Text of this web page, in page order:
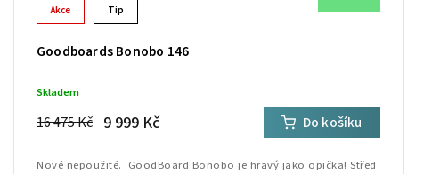
Akce Tip
Goodboards Bonobo 146
Skladem
16 475 Kč 9 999 Kč Do košíku
Nové nepoužité. GoodBoard Bonobo je hravý jako opička! Střed